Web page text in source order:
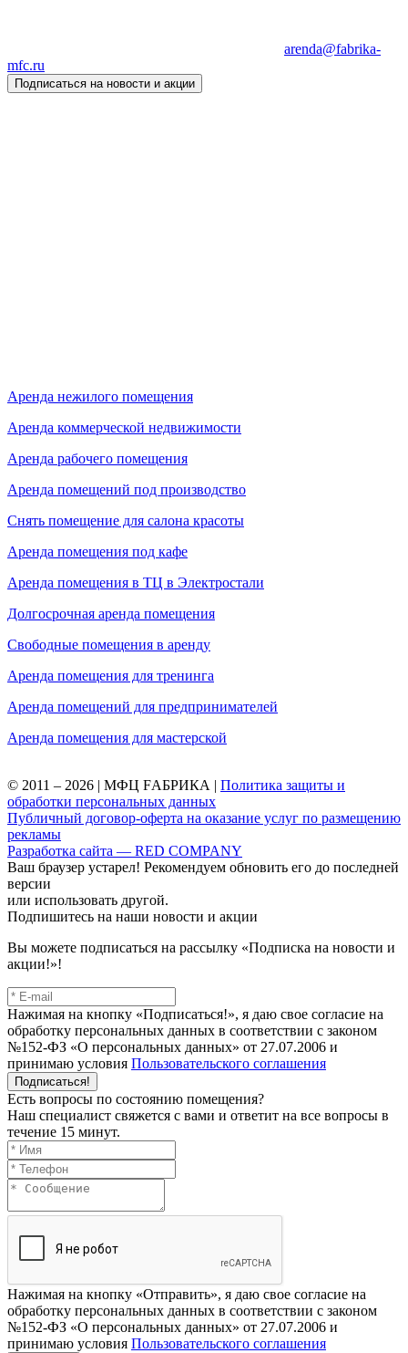
arenda@fabrika-
mfc.ru
Подписаться на новости и акции
Аренда нежилого помещения
Аренда коммерческой недвижимости
Аренда рабочего помещения
Аренда помещений под производство
Снять помещение для салона красоты
Аренда помещения под кафе
Аренда помещения в ТЦ в Электростали
Долгосрочная аренда помещения
Свободные помещения в аренду
Аренда помещения для тренинга
Аренда помещений для предпринимателей
Аренда помещения для мастерской
© 2011 – 2026 | МФЦ FАБРИКА | Политика защиты и
обработки персональных данных
Публичный договор-оферта на оказание услуг по размещению
рекламы
Разработка сайта — RED COMPANY
Ваш браузер устарел! Рекомендуем обновить его до последней
версии
или использовать другой.
Подпишитесь на наши новости и акции
Вы можете подписаться на рассылку «Подписка на новости и
акции!»!
Нажимая на кнопку «Подписаться!», я даю свое согласие на
обработку персональных данных в соответствии с законом
№152-ФЗ «О персональных данных» от 27.07.2006 и
принимаю условия Пользовательского соглашения
Подписаться!
Есть вопросы по состоянию помещения?
Наш специалист свяжется с вами и ответит на все вопросы в
течение 15 минут.
Нажимая на кнопку «Отправить», я даю свое согласие на
обработку персональных данных в соответствии с законом
№152-ФЗ «О персональных данных» от 27.07.2006 и
принимаю условия Пользовательского соглашения